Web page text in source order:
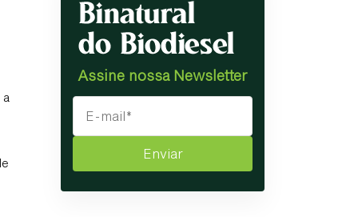
Assine nossa Newsletter
Enviar